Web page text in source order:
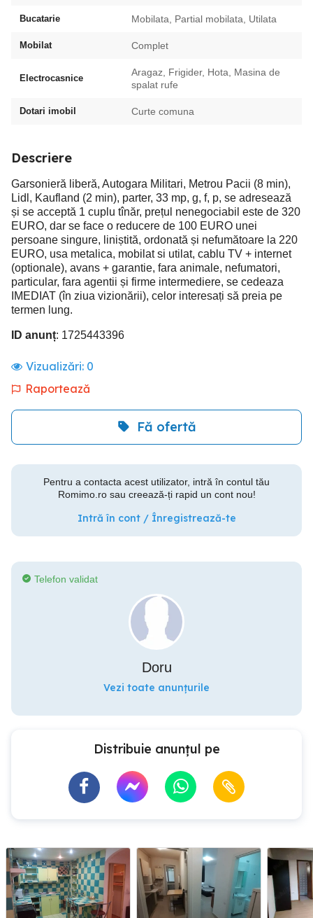
Bucatarie Mobilata, Partial mobilata, Utilata
Mobilat Complet
Electrocasnice
Aragaz, Frigider, Hota, Masina de
spalat rufe
Dotari imobil Curte comuna
Descriere
Garsonieră liberă, Autogara Militari, Metrou Pacii (8 min),
Lidl, Kaufland (2 min), parter, 33 mp, g, f, p, se adresează
și se acceptă 1 cuplu tînăr, prețul nenegociabil este de 320
EURO, dar se face o reducere de 100 EURO unei
persoane singure, liniștită, ordonată și nefumătoare la 220
EURO, usa metalica, mobilat si utilat, cablu TV + internet
(optionale), avans + garantie, fara animale, nefumatori,
particular, fara agentii și firme intermediere, se cedeaza
IMEDIAT (în ziua vizionării), celor interesați să preia pe
termen lung.
ID anunț: 1725443396
Vizualizări: 0
Raportează
Fă ofertă
Pentru a contacta acest utilizator, intră în contul tău
Romimo.ro sau creează-ți rapid un cont nou!
Intră în cont / Înregistrează-te
Telefon validat
Doru
Vezi toate anunțurile
Distribuie anunțul pe